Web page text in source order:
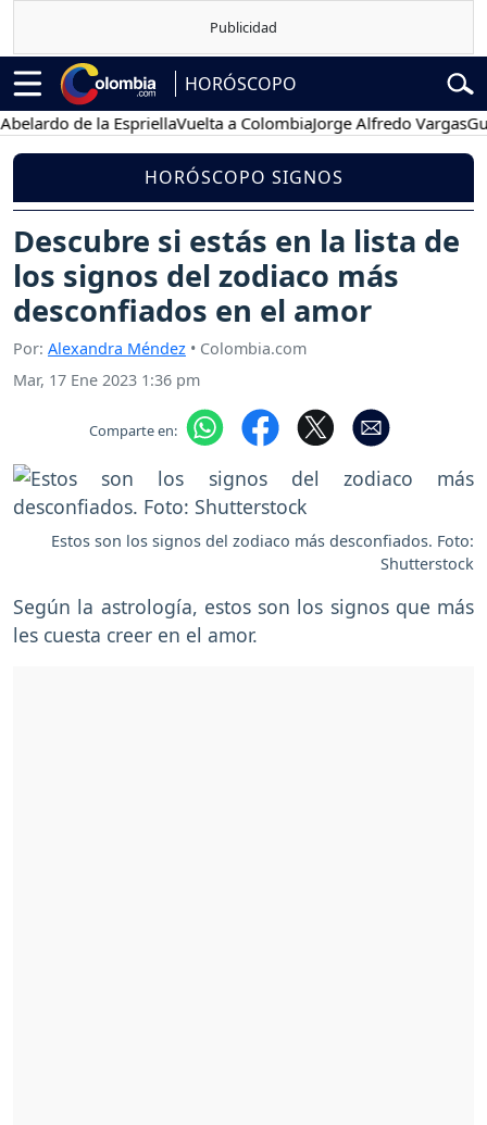
HORÓSCOPO
de la EspriellaVuelta a ColombiaJorge Alfredo Vargas
HORÓSCOPO SIGNOS
Descubre si estás en la lista de
los signos del zodiaco más
desconfiados en el amor
Por: Alexandra Méndez • Colombia.com
Mar, 17 Ene 2023 1:36 pm
Comparte en:
Estos son los signos del zodiaco más desconfiados. Foto:
Shutterstock
Según la astrología, estos son los signos que más
les cuesta creer en el amor.